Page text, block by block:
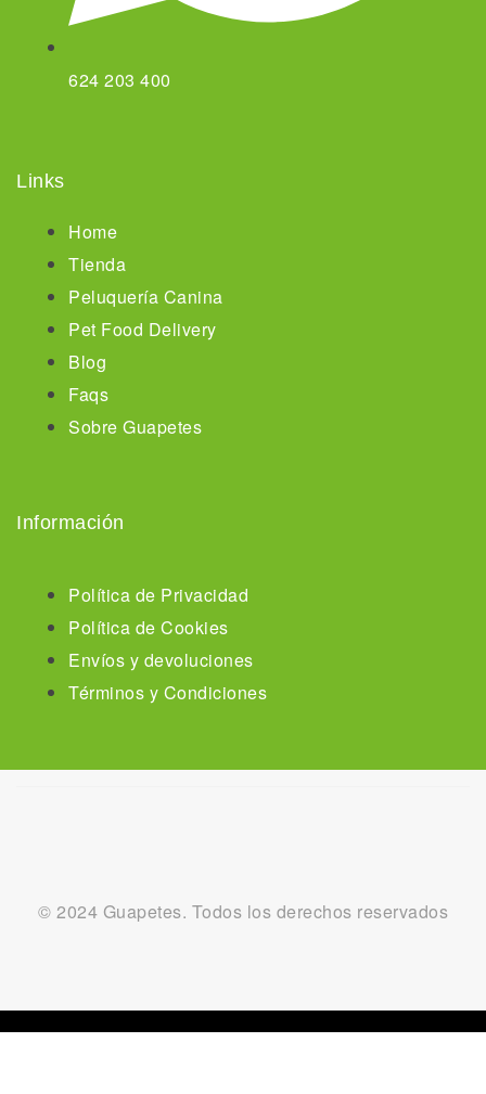
624 203 400
Links
Home
Tienda
Peluquería Canina
Pet Food Delivery
Blog
Faqs
Sobre Guapetes
Información
Política de Privacidad
Política de Cookies
Envíos y devoluciones
Términos y Condiciones
© 2024 Guapetes. Todos los derechos reservados